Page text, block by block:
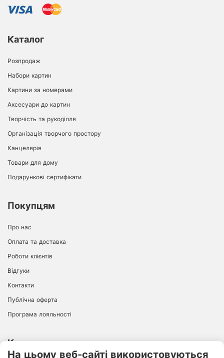
Каталог
Розпродаж
Набори картин
Картини за номерами
Аксесуари до картин
Творчість та рукоділля
Організація творчого простору
Канцелярія
Товари для дому
Подарункові сертифікати
Покупцям
Про нас
Оплата та доставка
Роботи клієнтів
Відгуки
Контакти
Публічна оферта
Програма лояльності
Контакти
На цьому веб-сайті використовуються